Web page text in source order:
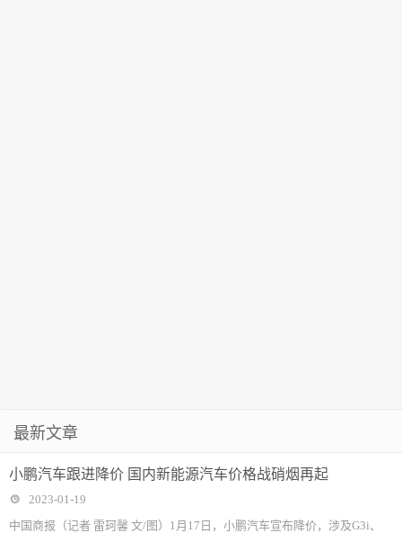
最新文章
小鹏汽车跟进降价 国内新能源汽车价格战硝烟再起
2023-01-19
中国商报（记者 雷珂馨 文/图）1月17日，小鹏汽车宣布降价，涉及G3i、